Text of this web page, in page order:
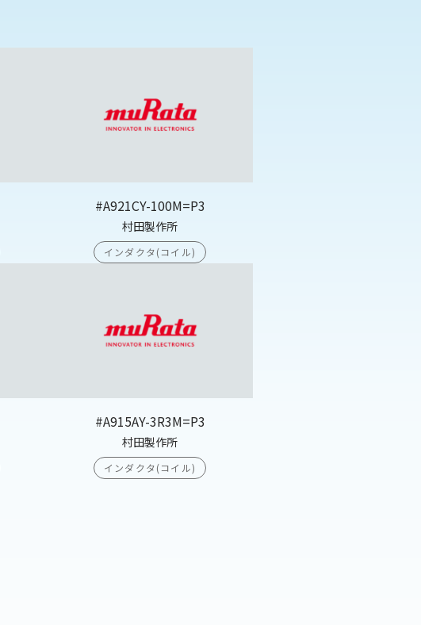
#A921CY-100M=P3
村田製作所
インダクタ(コイル)
#A915AY-3R3M=P3
村田製作所
インダクタ(コイル)